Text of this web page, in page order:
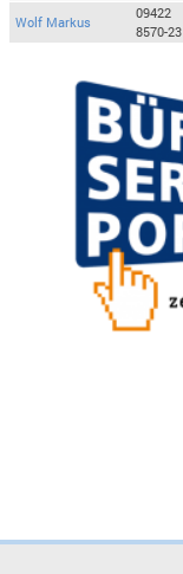
Wolf Markus
09422
8570-23